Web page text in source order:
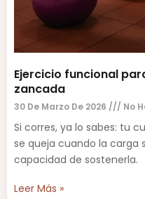
Ejercicio funcional
zancada
30 De Marzo De 2026 No
Si corres, ya lo sabes: tu
se queja cuando la carga
capacidad de sostenerla.
Leer Más »